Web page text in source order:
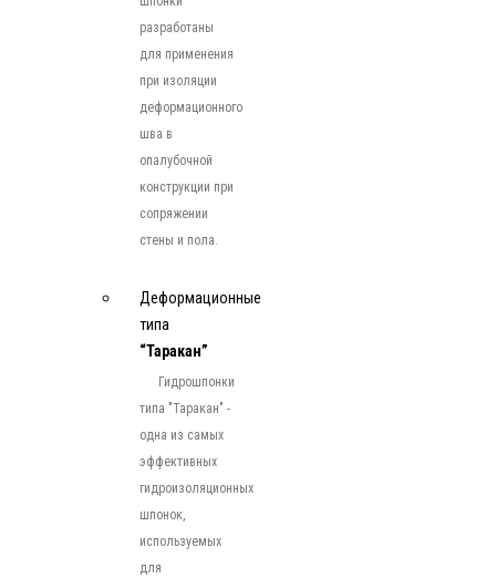
разработаны
для применения
при изоляции
деформационного
шва в
опалубочной
конструкции при
сопряжении
стены и пола.
Деформационные
типа
“Таракан”
Гидрошпонки
типа "Таракан" -
одна из самых
эффективных
гидроизоляционных
шпонок,
используемых
для